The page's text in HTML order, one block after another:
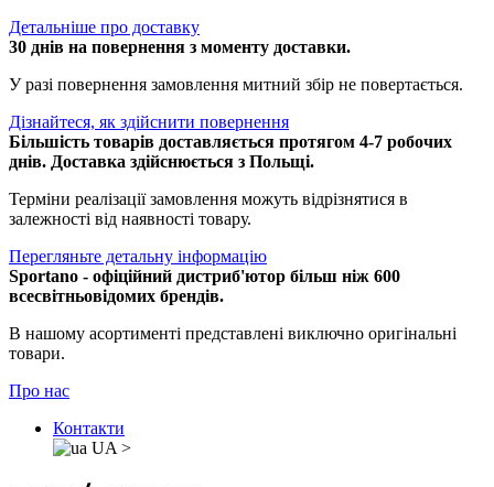
Детальніше про доставку
30 днів на повернення з моменту доставки.
У разі повернення замовлення митний збір не повертається.
Дізнайтеся, як здійснити повернення
Більшість товарів доставляється протягом 4-7 робочих
днів. Доставка здійснюється з Польщі.
Терміни реалізації замовлення можуть відрізнятися в
залежності від наявності товару.
Перегляньте детальну інформацію
Sportano - офіційний дистриб'ютор більш ніж 600
всесвітньовідомих брендів.
В нашому асортименті представлені виключно оригінальні
товари.
Про нас
Контакти
UA >